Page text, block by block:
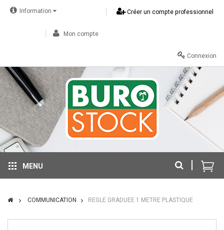
Information Créer un compte professionnel
Mon compte
Connexion
MENU
COMMUNICATION REGLE GRADUEE 1 METRE PLASTIQUE